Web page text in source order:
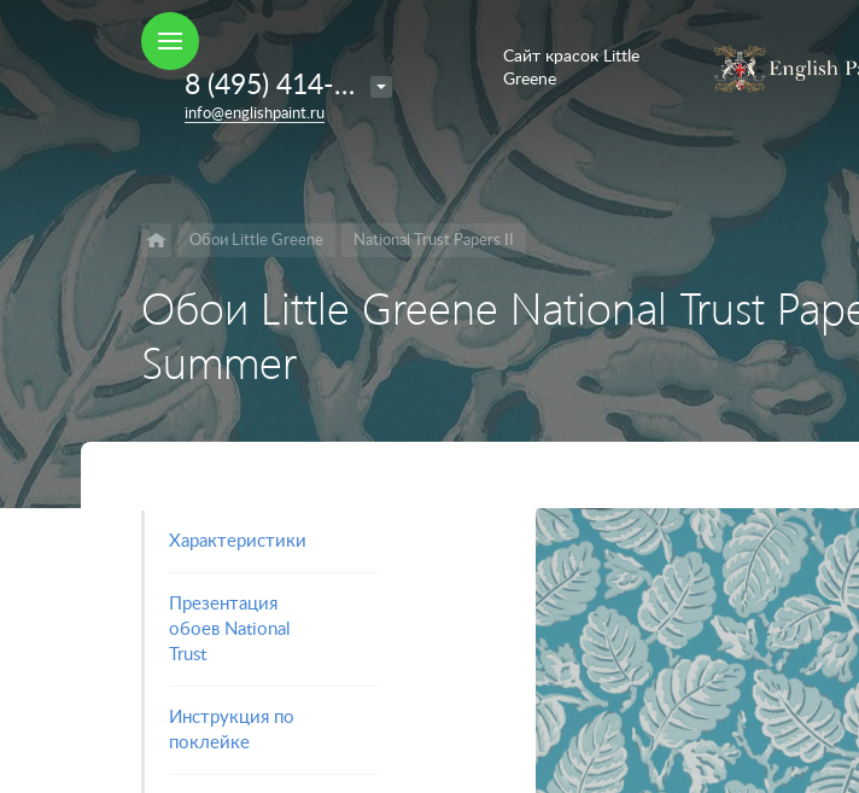
в каталоге
Например,
French
Grey
8 (495) 414-35-98
info@englishpaint.ru
Сайт красок Little
Greene
Обои Little Greene National Trust Papers II
Обои Little Greene National Trust
Summer
Характеристики
Презентация
обоев National
Trust
Инструкция по
поклейке